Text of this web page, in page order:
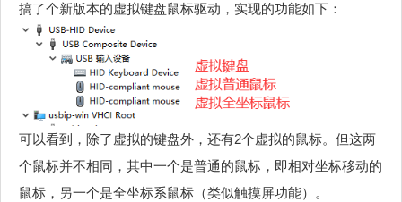
搞了个新版本的虚拟键盘鼠标驱动，实现的功能如下：
可以看到，除了虚拟的键盘外，还有2个虚拟的鼠标。但这两
个鼠标并不相同，其中一个是普通的鼠标，即相对坐标移动的
鼠标，另一个是全坐标系鼠标（类似触摸屏功能）。